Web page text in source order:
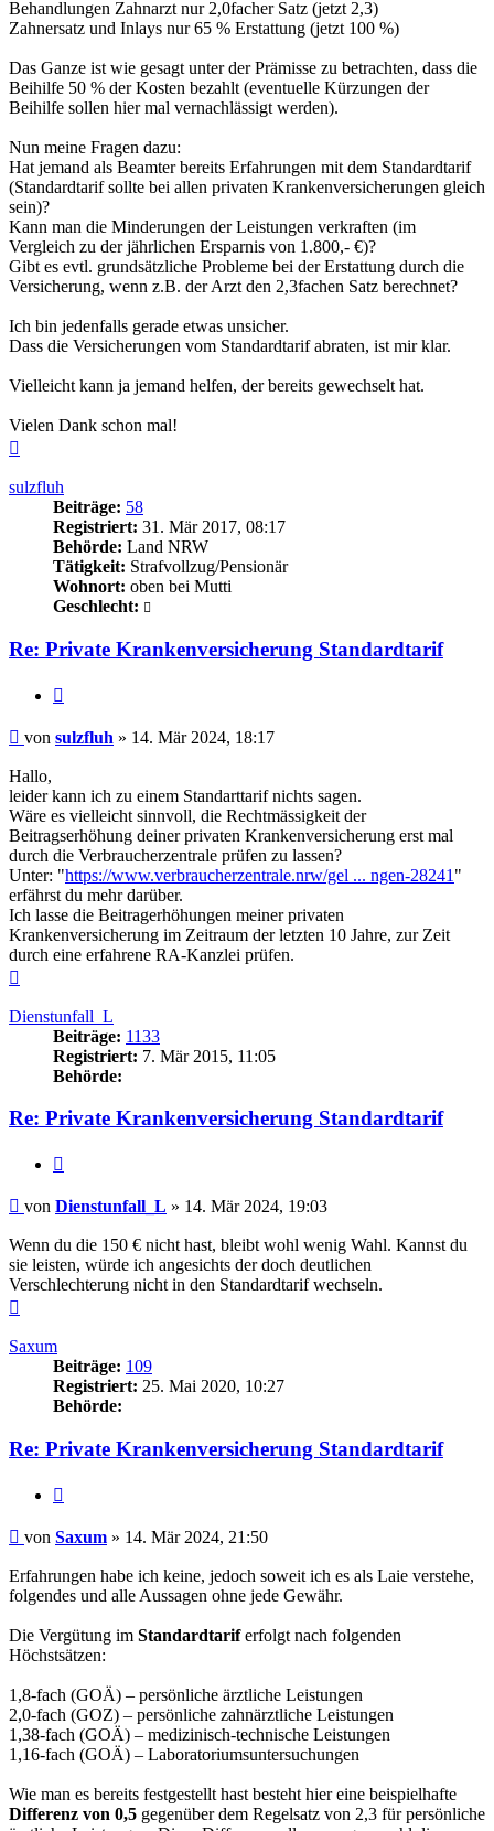
Behandlungen Zahnarzt nur 2,0facher Satz (jetzt 2,3)
Zahnersatz und Inlays nur 65 % Erstattung (jetzt 100 %)
Das Ganze ist wie gesagt unter der Prämisse zu betrachten, dass die
Beihilfe 50 % der Kosten bezahlt (eventuelle Kürzungen der
Beihilfe sollen hier mal vernachlässigt werden).
Nun meine Fragen dazu:
Hat jemand als Beamter bereits Erfahrungen mit dem Standardtarif
(Standardtarif sollte bei allen privaten Krankenversicherungen gleich
sein)?
Kann man die Minderungen der Leistungen verkraften (im
Vergleich zu der jährlichen Ersparnis von 1.800,- €)?
Gibt es evtl. grundsätzliche Probleme bei der Erstattung durch die
Versicherung, wenn z.B. der Arzt den 2,3fachen Satz berechnet?
Ich bin jedenfalls gerade etwas unsicher.
Dass die Versicherungen vom Standardtarif abraten, ist mir klar.
Vielleicht kann ja jemand helfen, der bereits gewechselt hat.
Vielen Dank schon mal!
sulzfluh
Beiträge: 58
Registriert: 31. Mär 2017, 08:17
Behörde: Land NRW
Tätigkeit: Strafvollzug/Pensionär
Wohnort: oben bei Mutti
Geschlecht:
Re: Private Krankenversicherung Standardtarif
Beitrag
von sulzfluh » 14. Mär 2024, 18:17
Hallo,
leider kann ich zu einem Standarttarif nichts sagen.
Wäre es vielleicht sinnvoll, die Rechtmässigkeit der
Beitragserhöhung deiner privaten Krankenversicherung erst mal
durch die Verbraucherzentrale prüfen zu lassen?
Unter: "https://www.verbraucherzentrale.nrw/gel ... ngen-28241 "
erfährst du mehr darüber.
Ich lasse die Beitragerhöhungen meiner privaten
Krankenversicherung im Zeitraum der letzten 10 Jahre, zur Zeit
durch eine erfahrene RA-Kanzlei prüfen.
Dienstunfall_L
Beiträge: 1133
Registriert: 7. Mär 2015, 11:05
Behörde:
Re: Private Krankenversicherung Standardtarif
Beitrag
von Dienstunfall_L » 14. Mär 2024, 19:03
Wenn du die 150 € nicht hast, bleibt wohl wenig Wahl. Kannst du
sie leisten, würde ich angesichts der doch deutlichen
Verschlechterung nicht in den Standardtarif wechseln.
Saxum
Beiträge: 109
Registriert: 25. Mai 2020, 10:27
Behörde:
Re: Private Krankenversicherung Standardtarif
Beitrag
von Saxum » 14. Mär 2024, 21:50
Erfahrungen habe ich keine, jedoch soweit ich es als Laie verstehe,
folgendes und alle Aussagen ohne jede Gewähr.
Die Vergütung im Standardtariferfolgt nach folgenden
Höchstsätzen:
1,8-fach (GOÄ) – persönliche ärztliche Leistungen
2,0-fach (GOZ) – persönliche zahnärztliche Leistungen
1,38-fach (GOÄ) – medizinisch-technische Leistungen
1,16-fach (GOÄ) – Laboratoriumsuntersuchungen
Wie man es bereits festgestellt hast besteht hier eine beispielhafte
Differenz von 0,5 gegenüber dem Regelsatz von 2,3 für persönliche